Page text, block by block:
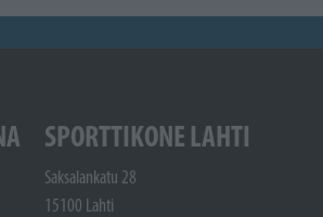
SPORTTIKONE LAHTI
Saksalankatu 28
15100 Lahti